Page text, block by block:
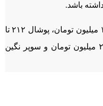
باشد.
وی قیمت هر کیلو زعفران دسته ۱۸۰ میلیون تومان، پوشال ۲۱۲ تا
۲۱۵ میلیون تومان، نگین ۲۶۰ تا ۲۷۵ میلیون تومان و سوپر نگین